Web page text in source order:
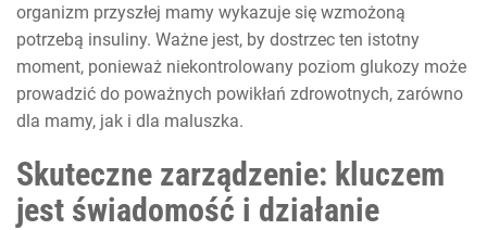
organizm przyszłej mamy wykazuje się wzmożoną
potrzebą insuliny. Ważne jest, by dostrzec ten istotny
moment, ponieważ niekontrolowany poziom glukozy może
prowadzić do poważnych powikłań zdrowotnych, zarówno
dla mamy, jak i dla maluszka.
Skuteczne zarządzenie: kluczem
jest świadomość i działanie